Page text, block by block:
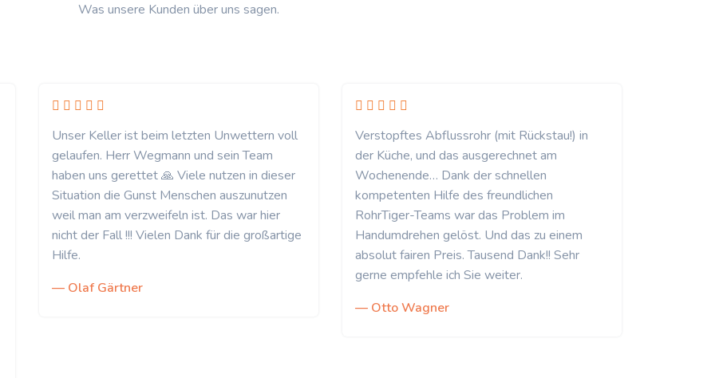
Was unsere Kunden über uns sagen.
Unser Keller ist beim letzten Unwettern voll
gelaufen. Herr Wegmann und sein Team
haben uns gerettet 🙏 Viele nutzen in dieser
Situation die Gunst Menschen auszunutzen
weil man am verzweifeln ist. Das war hier
nicht der Fall !!! Vielen Dank für die großartige
Hilfe.
— Olaf Gärtner
Verstopftes Abflussrohr (mit Rückstau!) in
der Küche, und das ausgerechnet am
Wochenende… Dank der schnellen
kompetenten Hilfe des freundlichen
RohrTiger-Teams war das Problem im
Handumdrehen gelöst. Und das zu einem
absolut fairen Preis. Tausend Dank!! Sehr
gerne empfehle ich Sie weiter.
— Otto Wagner